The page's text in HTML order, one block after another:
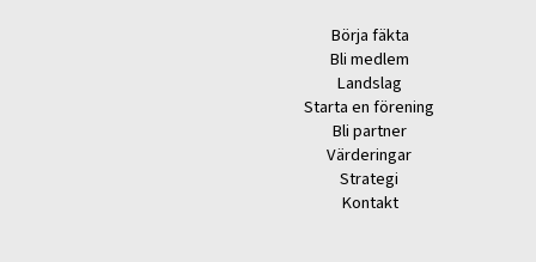
Börja fäkta
Bli medlem
Landslag
Starta en förening
Bli partner
Värderingar
Strategi
Kontakt